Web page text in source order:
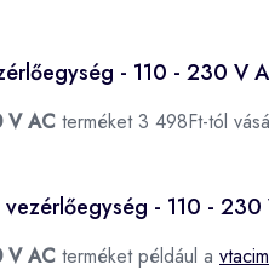
- 110 - 230 V
V AC terméket 3 498Ft-tól
- 110 -
V AC terméket például a